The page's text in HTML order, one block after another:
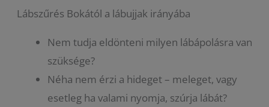
Lábszűrés Bokától a lábujjak irányába
Nem tudja eldönteni milyen lábápolásra van
szüksége?
Néha nem érzi a hideget – meleget, vagy
esetleg ha valami nyomja, szúrja lábát?